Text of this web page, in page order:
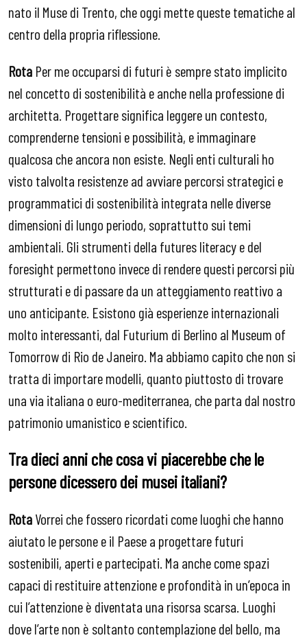
nato il Muse di Trento, che oggi mette queste tematiche al
centro della propria riflessione.
Rota Per me occuparsi di futuri è sempre stato implicito
nel concetto di sostenibilità e anche nella professione di
architetta. Progettare significa leggere un contesto,
comprenderne tensioni e possibilità, e immaginare
qualcosa che ancora non esiste. Negli enti culturali ho
visto talvolta resistenze ad avviare percorsi strategici e
programmatici di sostenibilità integrata nelle diverse
dimensioni di lungo periodo, soprattutto sui temi
ambientali. Gli strumenti della futures literacy e del
foresight permettono invece di rendere questi percorsi più
strutturati e di passare da un atteggiamento reattivo a
uno anticipante. Esistono già esperienze internazionali
molto interessanti, dal Futurium di Berlino al Museum of
Tomorrow di Rio de Janeiro. Ma abbiamo capito che non si
tratta di importare modelli, quanto piuttosto di trovare
una via italiana o euro-mediterranea, che parta dal nostro
patrimonio umanistico e scientifico.
Tra dieci anni che cosa vi piacerebbe che le
persone dicessero dei musei italiani?
RotaVorrei che fossero ricordati come luoghi che hanno
aiutato le persone e il Paese a progettare futuri
sostenibili, aperti e partecipati. Ma anche come spazi
capaci di restituire attenzione e profondità in un’epoca in
cui l’attenzione è diventata una risorsa scarsa. Luoghi
dove l’arte non è soltanto contemplazione del bello, ma